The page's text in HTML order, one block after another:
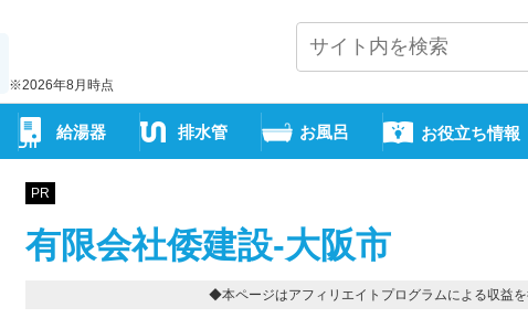
※2026年8月時点
給湯器 排水管 お風呂 お役立ち情報
PR
有限会社倭建設-大阪市
◆本ページはアフィリエイトプログラムによる収益を